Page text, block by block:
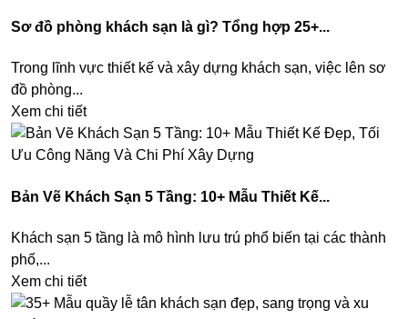
Sơ đồ phòng khách sạn là gì? Tổng hợp 25+...
Trong lĩnh vực thiết kế và xây dựng khách sạn, việc lên sơ
đồ phòng...
Xem chi tiết
Bản Vẽ Khách Sạn 5 Tầng: 10+ Mẫu Thiết Kế...
Khách sạn 5 tầng là mô hình lưu trú phổ biến tại các thành
phố,...
Xem chi tiết